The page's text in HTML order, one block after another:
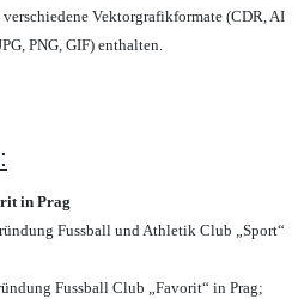
Vektorgrafikformate (CDR, AI
PNG, GIF) enthalten.
in Prag
Fussball und Athletik Club „Sport“
Fussball Club „Favorit“ in Prag;